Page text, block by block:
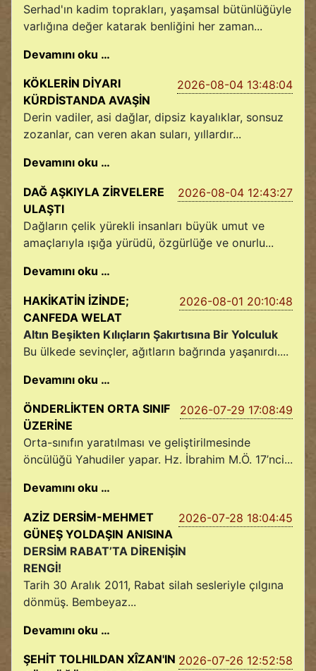
Serhad'ın kadim toprakları, yaşamsal bütünlüğüyle
varlığına değer katarak benliğini her zaman...
Devamını oku …
2026-08-04 13:48:04
KÖKLERİN DİYARI
KÜRDİSTANDA AVAŞİN
Derin vadiler, asi dağlar, dipsiz kayalıklar, sonsuz
zozanlar, can veren akan suları, yıllardır...
Devamını oku …
2026-08-04 12:43:27
DAĞ AŞKIYLA ZİRVELERE
ULAŞTI
Dağların çelik yürekli insanları büyük umut ve
amaçlarıyla ışığa yürüdü, özgürlüğe ve onurlu...
Devamını oku …
2026-08-01 20:10:48
HAKİKATİN İZİNDE;
CANFEDA WELAT
Altın Beşikten Kılıçların Şakırtısına Bir Yolculuk
Bu ülkede sevinçler, ağıtların bağrında yaşanırdı....
Devamını oku …
2026-07-29 17:08:49
ÖNDERLİKTEN ORTA SINIF
ÜZERİNE
Orta-sınıfın yaratılması ve geliştirilmesinde
öncülüğü Yahudiler yapar. Hz. İbrahim M.Ö. 17’nci...
Devamını oku …
2026-07-28 18:04:45
AZİZ DERSİM-MEHMET
GÜNEŞ YOLDAŞIN ANISINA
DERSİM RABAT’TA DİRENİŞİN
RENGİ!
Tarih 30 Aralık 2011, Rabat silah sesleriyle çılgına
dönmüş. Bembeyaz...
Devamını oku …
2026-07-26 12:52:58
ŞEHİT TOLHILDAN XÎZAN'IN